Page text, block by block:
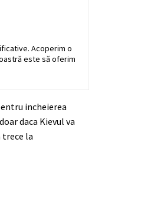
Acoperim o
este să oferim
incheierea
daca Kievul va
trece la